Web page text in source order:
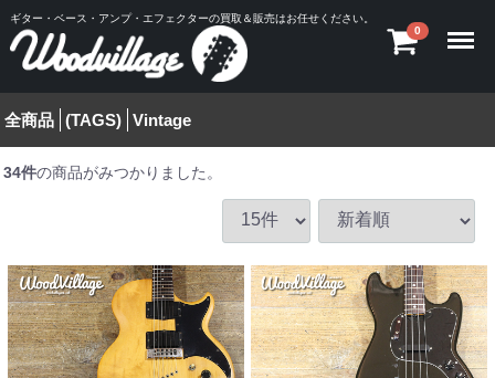
ギター・ベース・アンプ・エフェクターの買取＆販売はお任せください。
0
全商品 (TAGS) Vintage
34件の商品がみつかりました。